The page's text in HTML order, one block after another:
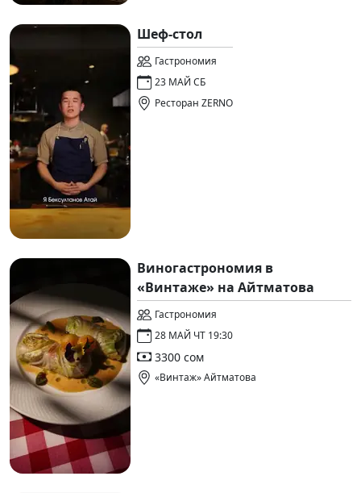
Шеф-стол
Гастрономия
23 МАЙ СБ
Ресторан ZERNO
Виногастрономия в
«Винтаже» на Айтматова
Гастрономия
28 МАЙ ЧТ 19:30
3300 сом
«Винтаж» Айтматова